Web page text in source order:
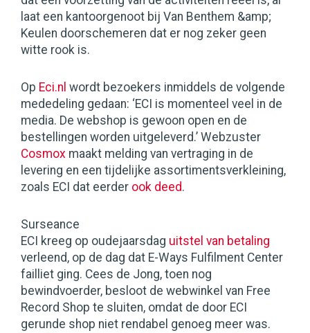
laat een kantoorgenoot bij Van Benthem &amp;
Keulen doorschemeren dat er nog zeker geen
witte rook is.
Op Eci.nl wordt bezoekers inmiddels de volgende
mededeling gedaan: ‘ECI is momenteel veel in de
media. De webshop is gewoon open en de
bestellingen worden uitgeleverd.’ Webzuster
Cosmox maakt melding van vertraging in de
levering en een tijdelijke assortimentsverkleining,
zoals ECI dat eerder ook deed.
Surseance
ECI kreeg op oudejaarsdag uitstel van betaling
verleend, op de dag dat E-Ways Fulfilment Center
failliet ging. Cees de Jong, toen nog
bewindvoerder, besloot de webwinkel van Free
Record Shop te sluiten, omdat de door ECI
gerunde shop niet rendabel genoeg meer was.